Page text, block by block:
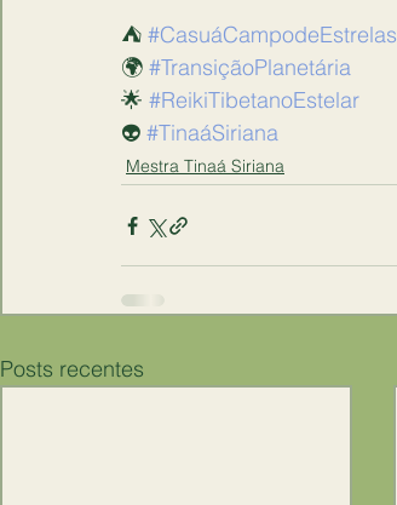
⛺️ #CasuáCampodeEstrelas
🌍 #TransiçãoPlanetária
🌟 #ReikiTibetanoEstelar
👽 #TinaáSiriana
Mestra Tinaá Siriana
Posts recentes